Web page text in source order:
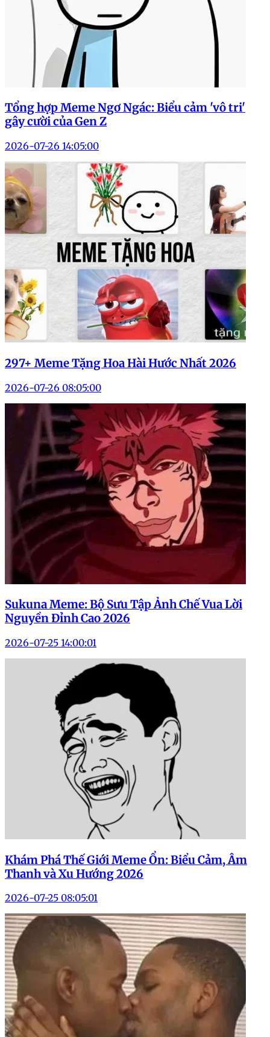
Tổng hợp Meme Ngơ Ngác: Biểu cảm 'vô tri'
gây cười của Gen Z
2026-07-26 14:05:00
297+ Meme Tặng Hoa Hài Hước Nhất 2026
2026-07-26 08:05:00
Sukuna Meme: Bộ Sưu Tập Ảnh Chế Vua Lời
Nguyền Đỉnh Cao 2026
2026-07-25 14:00:01
Khám Phá Thế Giới Meme Ổn: Biểu Cảm, Âm
Thanh và Xu Hướng 2026
2026-07-25 08:05:01